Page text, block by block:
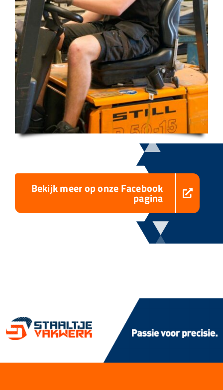
Bekijk meer op onze Facebook
pagina